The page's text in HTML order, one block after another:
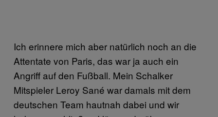
Ich erinnere mich aber natürlich noch an die
Attentate von Paris, das war ja auch ein
Angriff auf den Fußball. Mein Schalker
Mitspieler Leroy Sané war damals mit dem
deutschen Team hautnah dabei und wir